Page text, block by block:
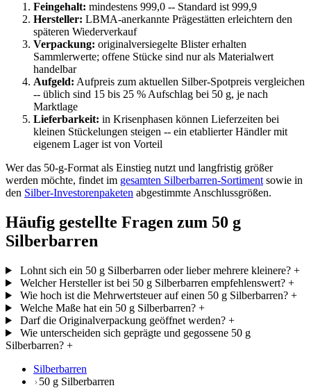
Feingehalt: mindestens 999,0 -- Standard ist 999,9
Hersteller: LBMA-anerkannte Prägestätten erleichtern den
späteren Wiederverkauf
Verpackung: originalversiegelte Blister erhalten
Sammlerwerte; offene Stücke sind nur als Materialwert
handelbar
Aufgeld: Aufpreis zum aktuellen Silber-Spotpreis vergleichen
-- üblich sind 15 bis 25 % Aufschlag bei 50 g, je nach
Marktlage
Lieferbarkeit: in Krisenphasen können Lieferzeiten bei
kleinen Stückelungen steigen -- ein etablierter Händler mit
eigenem Lager ist von Vorteil
Wer das 50-g-Format als Einstieg nutzt und langfristig größer
werden möchte, findet im gesamten Silberbarren-Sortiment sowie in
den Silber-Investorenpaketen abgestimmte Anschlussgrößen.
Häufig gestellte Fragen zum 50 g
Silberbarren
Lohnt sich ein 50 g Silberbarren oder lieber mehrere kleinere? +
Welcher Hersteller ist bei 50 g Silberbarren empfehlenswert? +
Wie hoch ist die Mehrwertsteuer auf einen 50 g Silberbarren? +
Welche Maße hat ein 50 g Silberbarren? +
Darf die Originalverpackung geöffnet werden? +
Wie unterscheiden sich geprägte und gegossene 50 g
Silberbarren? +
Silberbarren
50 g Silberbarren